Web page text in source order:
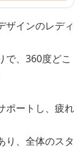
ザインのレディ
で、360度どこ
ポートし、疲れ
り、全体のスタ